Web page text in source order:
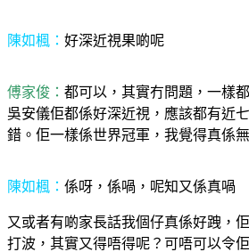
陳如楓： 好深近視果啲呢
傅家俊： 都可以，其實冇問題，一樣
吳安儀佢都係好深近視，應該都有近
錯。佢一樣係世界冠軍，我覺得真係
陳如楓： 係呀，係喎，呢知又係真喎
又或者有啲家長話我個仔真係好跩，
打波，其實又得唔得呢？可唔可以令